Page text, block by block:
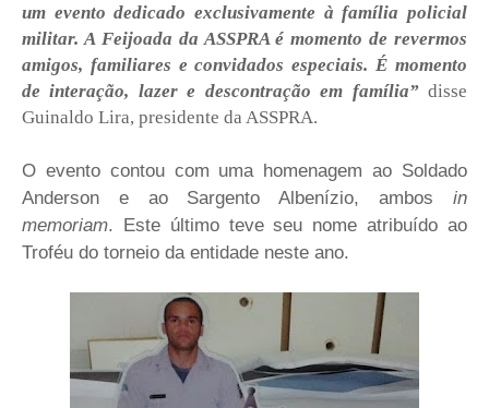
um evento dedicado exclusivamente à família policial
militar. A Feijoada da ASSPRA é momento de revermos
amigos, familiares e convidados especiais. É momento
de interação, lazer e descontração em família”disse
Guinaldo Lira, presidente da ASSPRA.
O evento contou com uma homenagem ao Soldado
Anderson e ao Sargento Albenízio, ambos in
memoriam. Este último teve seu nome atribuído ao
Troféu do torneio da entidade neste ano.